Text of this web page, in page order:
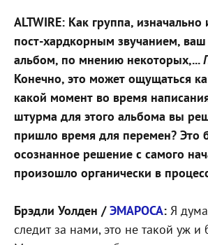
ALTWIRE: Как группа, изначально
пост-хардкорным звучанием,
альбом, по мнению некоторых,...
Конечно, это может ощущаться
какой момент во время
штурма для этого альбома вы
пришло время для перемен? Это
осознанное решение с самого
произошло органически в
Брэдли Уолден /ЭМАРОСА: Я
следит за нами, это не такой уж и